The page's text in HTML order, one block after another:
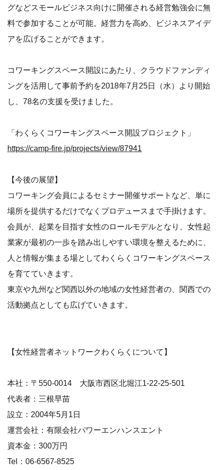
グなどスモールビジネス向けに開催される経営勉強会に無
料で参加することが可能。経営力を高め、ビジネスアイデ
アを広げることができます。
コワーキングスペース開設にあたり、クラウドファンディ
ングを活用して事前予約を2018年7月25日（水）より開始
し、78名の支援を受けました。
「わくらくコワーキングスペース開設プロジェクト」
https://camp-fire.jp/projects/view/87941
【今後の展望】
コワーキング会員によるセミナー開催サポートなど、単に
場所を提供するだけでなくプロデュースまで手掛けます。
会員が、起業を目指す女性のロールモデルとなり、女性起
業家が最初の一歩を踏み出しやすい環境を整えるために、
人と情報が集まる場としてわくらくコワーキングスペース
を育てていきます。
東京や九州など関西以外の地域の女性経営者の、関西での
活動拠点としても広げていきます。
【女性経営者ネットワークわくらくについて】
本社：〒550-0014 大阪市西区北堀江1-22-25-501
代表者：三根早苗
設立：2004年5月1日
運営会社：有限会社パワーエンハンスエント
資本金：300万円
Tel：06-6567-8525